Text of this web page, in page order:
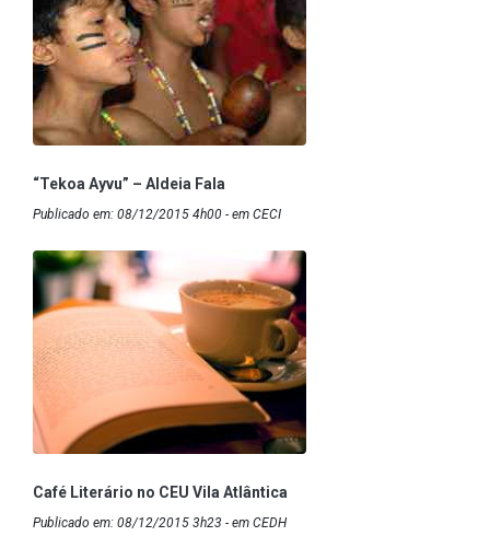
“Tekoa Ayvu” – Aldeia Fala
Publicado em: 08/12/2015 4h00 - em CECI
Café Literário no CEU Vila Atlântica
Publicado em: 08/12/2015 3h23 - em CEDH